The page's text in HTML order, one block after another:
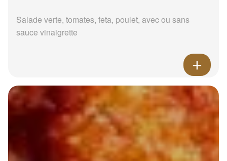
Salade verte, tomates, feta, poulet, avec ou sans
sauce vinaigrette